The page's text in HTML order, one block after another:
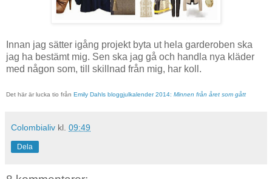
Innan jag sätter igång projekt byta ut hela garderoben ska
jag ha bestämt mig. Sen ska jag gå och handla nya kläder
med någon som, till skillnad från mig, har koll.
Det här är lucka tio från Emily Dahls bloggjulkalender 2014: Minnen från året som gått
Colombialiv kl. 09:49
Dela